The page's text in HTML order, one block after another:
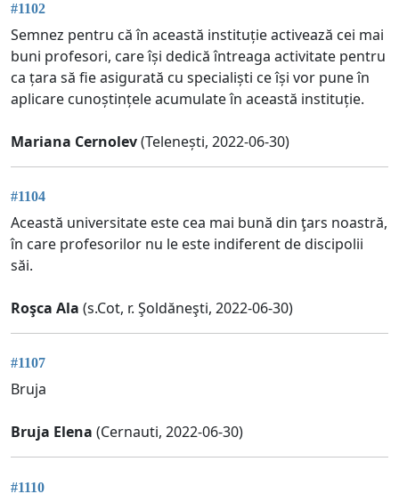
#1102
Semnez pentru că în această instituție activează cei mai
buni profesori, care își dedică întreaga activitate pentru
ca țara să fie asigurată cu specialiști ce își vor pune în
aplicare cunoștințele acumulate în această instituție.
Mariana Cernolev(Telenești, 2022-06-30)
#1104
Această universitate este cea mai bună din ţars noastră,
în care profesorilor nu le este indiferent de discipolii
săi.
Roşca Ala (s.Cot, r. Şoldăneşti, 2022-06-30)
#1107
Bruja
Bruja Elena (Cernauti, 2022-06-30)
#1110